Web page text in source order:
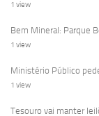
1 view
Bem Mineral: Parque
1 view
Ministério Público
1 view
Tesouro vai manter